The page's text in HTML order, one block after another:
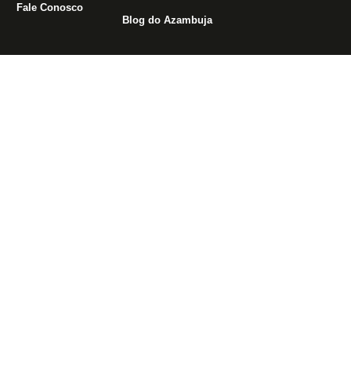
Fale Conosco
Blog do Azambuja